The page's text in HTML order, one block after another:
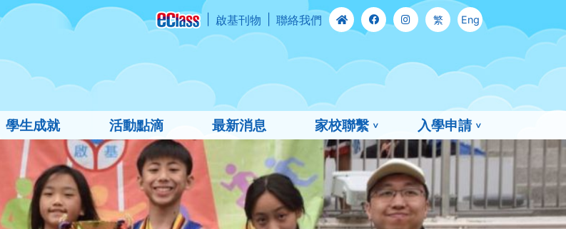
啟基刊物 聯絡我們 繁 Eng
學生成就 活動點滴 最新消息 家校聯繫 入學申請